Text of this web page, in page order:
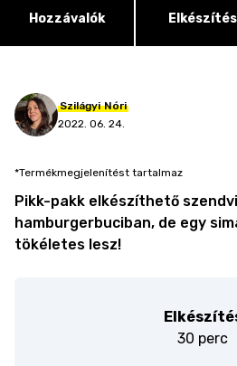
Hozzávalók Elkészítés
Szilágyi Nóri
2022. 06. 24.
*Termékmegjelenítést tartalmaz
Pikk-pakk elkészíthető
hamburgerbuciban, de egy
tökéletes lesz!
30 perc